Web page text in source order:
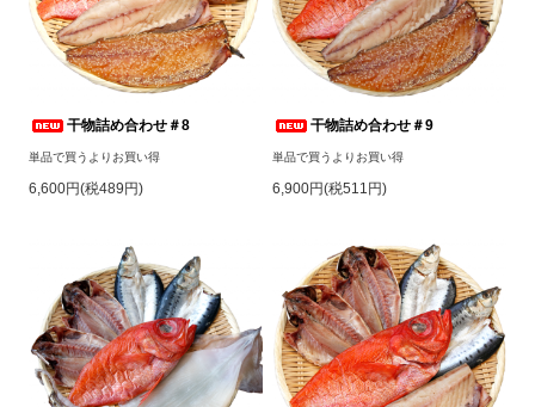
干物詰め合わせ＃8
単品で買うよりお買い得
6,600円(税489円)
干物詰め合わせ＃9
単品で買うよりお買い得
6,900円(税511円)